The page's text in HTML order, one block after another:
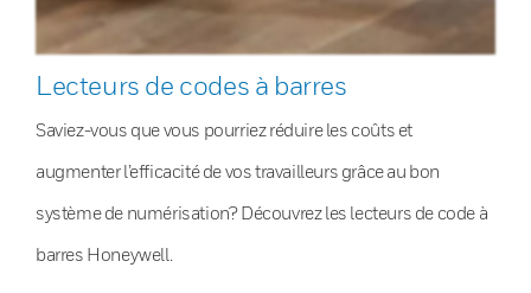
Lecteurs de codes à barres
Saviez-vous que vous pourriez réduire les coûts et
augmenter l’efficacité de vos travailleurs grâce au bon
système de numérisation? Découvrez les lecteurs de code à
barres Honeywell.